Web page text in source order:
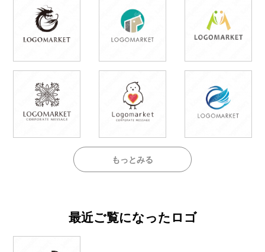
もっとみる
最近ご覧になったロゴ